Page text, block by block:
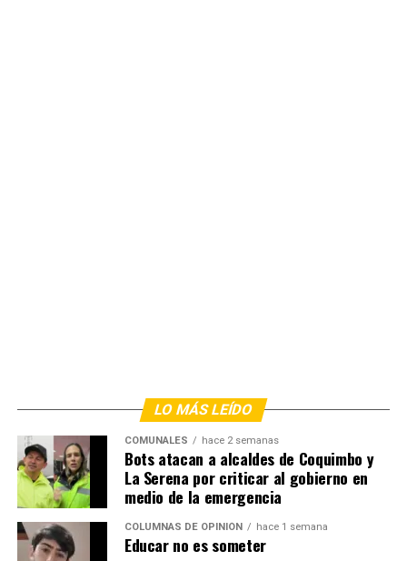
LO MÁS LEÍDO
COMUNALES hace 2 semanas
Bots atacan a alcaldes de Coquimbo y
La Serena por criticar al gobierno en
medio de la emergencia
COLUMNAS DE OPINIÓN hace 1 semana
Educar no es someter